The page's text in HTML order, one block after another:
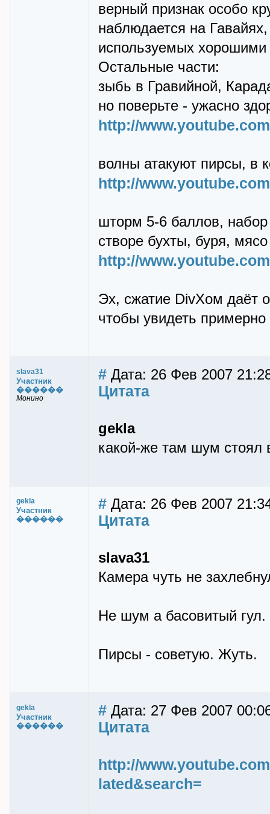
верный признак особо
наблюдается на
используемых
Остальные части:
зыбь в Гравийной,
но поверьте - ужасно
http://
волны атакуют пирсы, в
http://
шторм 5-6 баллов,
створе бухты, буря,
http://
Эх, сжатие DivXом даёт
чтобы увидеть примерно
slava31
Участник
������
Монино
# Дата: 26 Фев 2007
Цитата
gekla
какой-же там шум стоял
gekla
Участник
������
# Дата: 26 Фев 2007
Цитата
slava31
Камера чуть не
Не шум а басовитый гул.
Пирсы - советую. Жуть.
gekla
Участник
������
# Дата: 27 Фев 2007
Цитата
http://
lated&search=